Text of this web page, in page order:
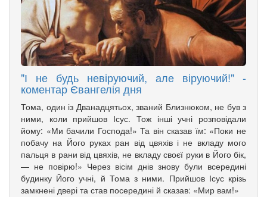
"І не будь невіруючий, але віруючий!" -
коментар Євангелія дня
Тома, один із Дванадцятьох, званий Близнюком, не був з
ними, коли прийшов Ісус. Тож інші учні розповідали
йому: «Ми бачили Господа!» Та він сказав їм: «Поки не
побачу на Його руках ран від цвяхів і не вкладу мого
пальця в рани від цвяхів, не вкладу своєї руки в Його бік,
— не повірю!» Через вісім днів знову були всередині
будинку Його учні, й Тома з ними. Прийшов Ісус крізь
замкнені двері та став посередині й сказав: «Мир вам!»